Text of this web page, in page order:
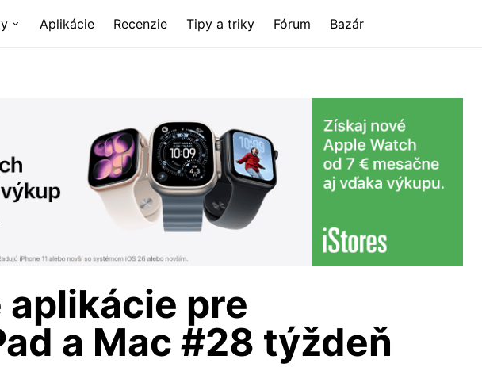
Aplikácie Recenzie Tipy a triky Fórum Bazár
pre
a Mac #28 týždeň